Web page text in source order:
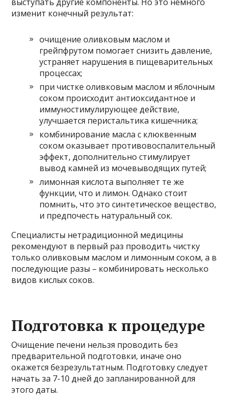
изменит конечный результат:
очищение оливковым маслом и
грейпфрутом помогает снизить давление,
устраняет нарушения в пищеварительных
процессах;
при чистке оливковым маслом и яблочным
соком происходит антиоксидантное и
иммуностимулирующее действие,
улучшается перистальтика кишечника;
комбинирование масла с клюквенным
соком оказывает противовоспалительный
эффект, дополнительно стимулирует
вывод камней из мочевыводящих путей;
лимонная кислота выполняет те же
функции, что и лимон. Однако стоит
помнить, что это синтетическое вещество,
и предпочесть натуральный сок.
Специалисты нетрадиционной медицины
рекомендуют в первый раз проводить чистку
только оливковым маслом и лимонным соком, а в
последующие разы – комбинировать несколько
видов кислых соков.
Подготовка к процедуре
Очищение печени нельзя проводить без
предварительной подготовки, иначе оно
окажется безрезультатным. Подготовку следует
начать за 7-10 дней до запланированной для
этого даты.